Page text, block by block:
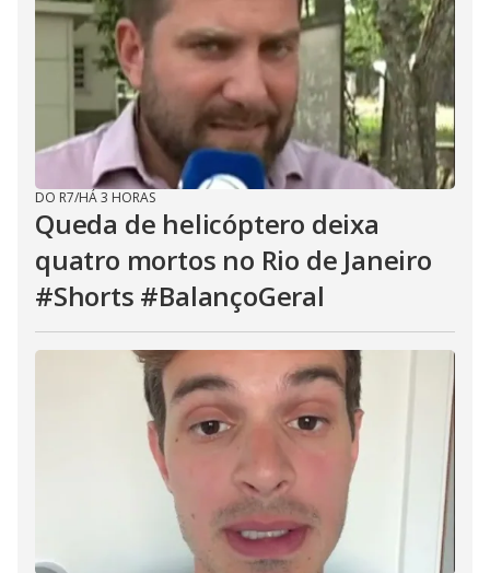
DO R7/HÁ 3 HORAS
Queda de helicóptero deixa
quatro mortos no Rio de Janeiro
#Shorts #BalançoGeral